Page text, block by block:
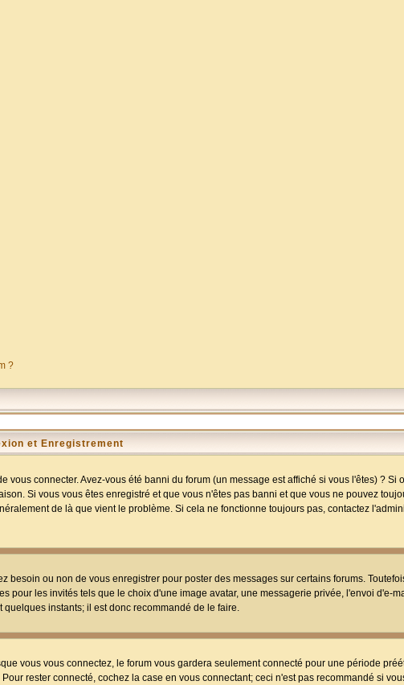
?
et Enregistrement
connecter. Avez-vous été banni du forum (un message est affiché si vous l'êtes) ? Si
Si vous vous êtes enregistré et que vous n'êtes pas banni et que vous ne pouvez
de là que vient le problème. Si cela ne fonctionne toujours pas, contactez
ou non de vous enregistrer pour poster des messages sur certains forums.
pour les invités tels que le choix d'une image avatar, une messagerie privée, l'envoi d'e-
instants; il est donc recommandé de le faire.
vous vous connectez, le forum vous gardera seulement connecté pour une période
rester connecté, cochez la case en vous connectant; ceci n'est pas recommandé si